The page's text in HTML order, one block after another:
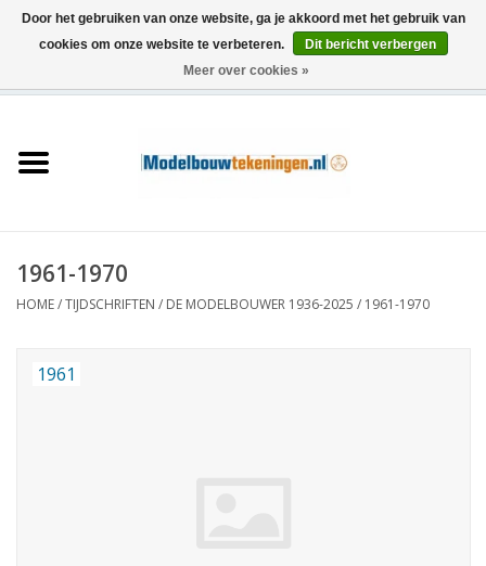
Schepen
Houtbouw
1961-1970
HOME/TIJDSCHRIFTEN / DE MODELBOUWER 1936-2025 / 1961-1970
1961
Door het gebruiken van onze website, ga je akkoord met het gebruik van
cookies om onze website te verbeteren.
Dit bericht verbergen
Meer over cookies »